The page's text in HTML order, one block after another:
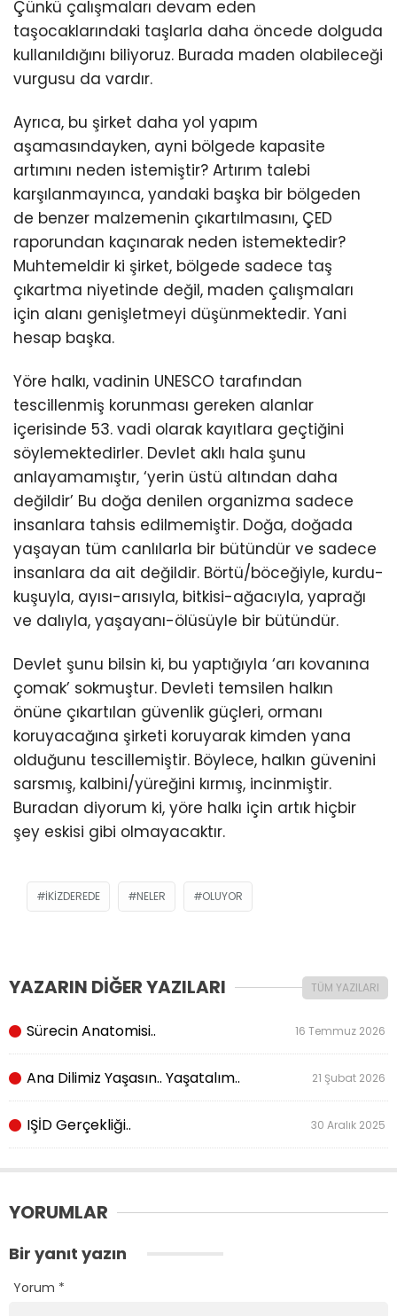
Çünkü çalışmaları devam eden
taşocaklarındaki taşlarla daha öncede dolguda
kullanıldığını biliyoruz. Burada maden olabileceği
vurgusu da vardır.
Ayrıca, bu şirket daha yol yapım
aşamasındayken, ayni bölgede kapasite
artımını neden istemiştir? Artırım talebi
karşılanmayınca, yandaki başka bir bölgeden
de benzer malzemenin çıkartılmasını, ÇED
raporundan kaçınarak neden istemektedir?
Muhtemeldir ki şirket, bölgede sadece taş
çıkartma niyetinde değil, maden çalışmaları
için alanı genişletmeyi düşünmektedir. Yani
hesap başka.
Yöre halkı, vadinin UNESCO tarafından
tescillenmiş korunması gereken alanlar
içerisinde 53. vadi olarak kayıtlara geçtiğini
söylemektedirler. Devlet aklı hala şunu
anlayamamıştır, ‘yerin üstü altından daha
değildir’ Bu doğa denilen organizma sadece
insanlara tahsis edilmemiştir. Doğa, doğada
yaşayan tüm canlılarla bir bütündür ve sadece
insanlara da ait değildir. Börtü/böceğiyle, kurdu-
kuşuyla, ayısı-arısıyla, bitkisi-ağacıyla, yaprağı
ve dalıyla, yaşayanı-ölüsüyle bir bütündür.
Devlet şunu bilsin ki, bu yaptığıyla ‘arı kovanına
çomak’ sokmuştur. Devleti temsilen halkın
önüne çıkartılan güvenlik güçleri, ormanı
koruyacağına şirketi koruyarak kimden yana
olduğunu tescillemiştir. Böylece, halkın güvenini
sarsmış, kalbini/yüreğini kırmış, incinmiştir.
Buradan diyorum ki, yöre halkı için artık hiçbir
şey eskisi gibi olmayacaktır.
IKIZDEREDE NELER OLUYOR
YAZARIN DİĞER YAZILARI TÜM YAZILARI
Sürecin Anatomisi.. 16 Temmuz 2026
Ana Dilimiz Yaşasın.. Yaşatalım.. 21 Şubat 2026
IŞİD Gerçekliği.. 30 Aralık 2025
YORUMLAR
Bir yanıt yazın
Yorum *